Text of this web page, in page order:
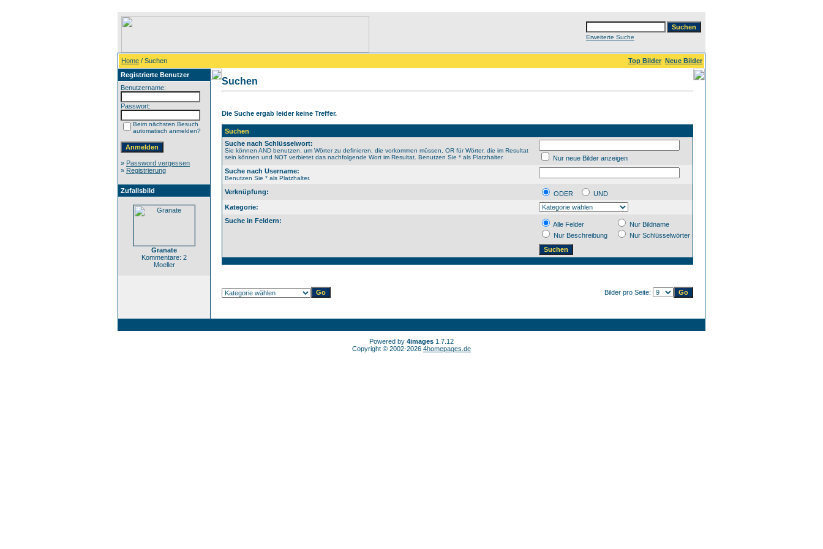
Erweiterte Suche
Home / Suchen Top Bilder Neue Bilder
Registrierte Benutzer
Benutzername:
Passwort:
Beim nächsten Besuch
automatisch anmelden?
» Password vergessen
» Registrierung
Zufallsbild
Granate
Kommentare: 2
Moeller
Suchen
Die Suche ergab leider keine Treffer.
Suchen
Suche nach Schlüsselwort:
Sie können AND benutzen, um Wörter zu definieren, die vorkommen müssen, OR für Wörter, die im Resultat
sein können und NOT verbietet das nachfolgende Wort im Resultat. Benutzen Sie * als Platzhalter.
Nur neue Bilder anzeigen
Suche nach Username:
Benutzen Sie * als Platzhalter.
Verknüpfung: ODER
UND
Kategorie:
Suche in Feldern:
Alle Felder
Nur Bildname
Nur Beschreibung
Nur Schlüsselwörter
Bilder pro Seite:
Powered by 4images 1.7.12
Copyright © 2002-2026 4homepages.de